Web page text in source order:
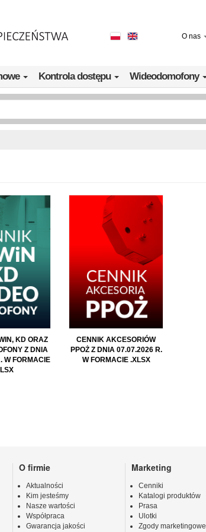
O nas
Kontrola dostępu Wideodomofony
KD ORAZ
Z DNIA
W FORMACIE
CENNIK AKCESORIÓW
PPOŻ Z DNIA 07.07.2026 R.
W FORMACIE .XLSX
O firmie
Aktualności
Kim jesteśmy
Nasze wartości
Współpraca
Gwarancja jakości
Marketing
Cenniki
Katalogi produktów
Prasa
Ulotki
Zgody marketingowe